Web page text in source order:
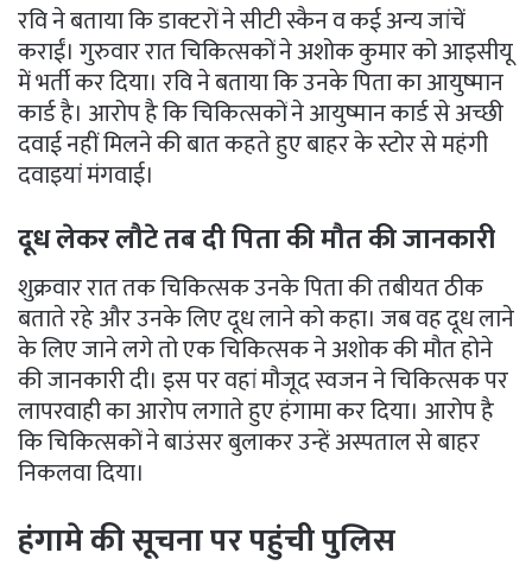
रवि ने बताया कि डाक्टरों ने सीटी स्कैन व कई अन्य जांचें
कराईं। गुरुवार रात चिकित्सकों ने अशोक कुमार को आइसीयू
में भर्ती कर दिया। रवि ने बताया कि उनके पिता का आयुष्मान
कार्ड है। आरोप है कि चिकित्सकों ने आयुष्मान कार्ड से अच्छी
दवाई नहीं मिलने की बात कहते हुए बाहर के स्टोर से महंगी
दवाइयां मंगवाई।
दूध लेकर लौटे तब दी पिता की मौत की जानकारी
शुक्रवार रात तक चिकित्सक उनके पिता की तबीयत ठीक
बताते रहे और उनके लिए दूध लाने को कहा। जब वह दूध लाने
के लिए जाने लगे तो एक चिकित्सक ने अशोक की मौत होने
की जानकारी दी। इस पर वहां मौजूद स्वजन ने चिकित्सक पर
लापरवाही का आरोप लगाते हुए हंगामा कर दिया। आरोप है
कि चिकित्सकों ने बाउंसर बुलाकर उन्हें अस्पताल से बाहर
निकलवा दिया।
हंगामे की सूचना पर पहुंची पुलिस